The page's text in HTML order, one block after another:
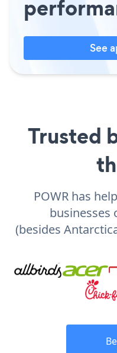
See
Trusted
POWR has
businesses
(besides